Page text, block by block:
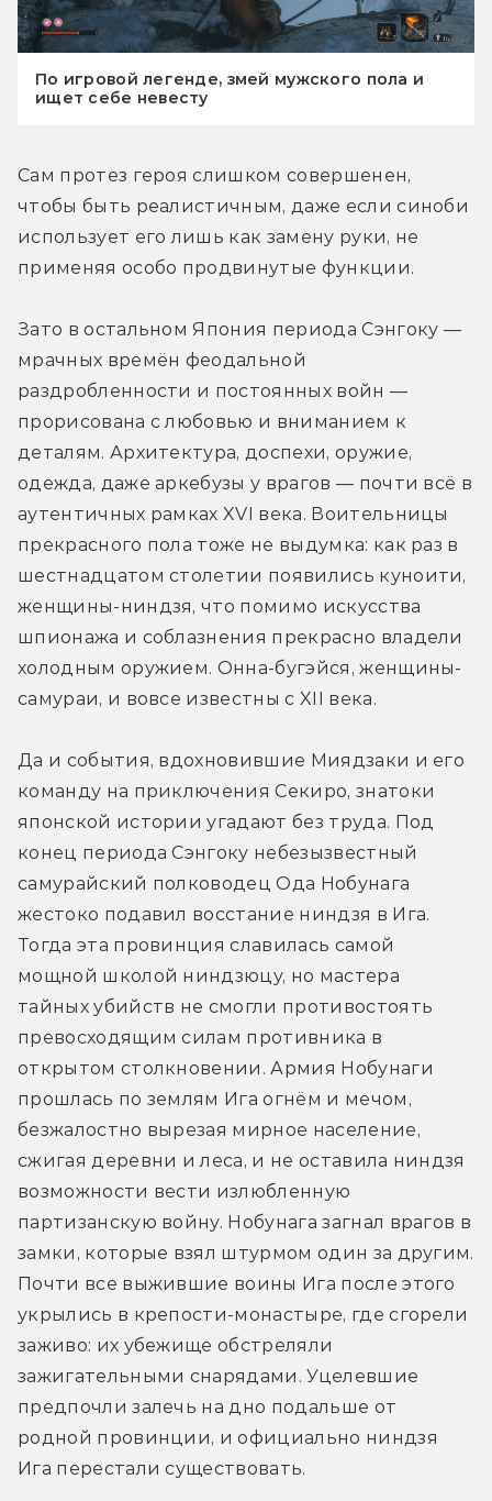
По игровой легенде, змей мужского пола и
ищет себе невесту
Сам протез героя слишком совершенен,
чтобы быть реалистичным, даже если синоби
использует его лишь как замену руки, не
применяя особо продвинутые функции.
Зато в остальном Япония периода Сэнгоку —
мрачных времён феодальной
раздробленности и постоянных войн —
прорисована с любовью и вниманием к
деталям. Архитектура, доспехи, оружие,
одежда, даже аркебузы у врагов — почти всё в
аутентичных рамках XVI века. Воительницы
прекрасного пола тоже не выдумка: как раз в
шестнадцатом столетии появились куноити,
женщины-ниндзя, что помимо искусства
шпионажа и соблазнения прекрасно владели
холодным оружием. Онна-бугэйся, женщины-
самураи, и вовсе известны с XII века.
Да и события, вдохновившие Миядзаки и его
команду на приключения Секиро, знатоки
японской истории угадают без труда. Под
конец периода Сэнгоку небезызвестный
самурайский полководец Ода Нобунага
жестоко подавил восстание ниндзя в Ига.
Тогда эта провинция славилась самой
мощной школой ниндзюцу, но мастера
тайных убийств не смогли противостоять
превосходящим силам противника в
открытом столкновении. Армия Нобунаги
прошлась по землям Ига огнём и мечом,
безжалостно вырезая мирное население,
сжигая деревни и леса, и не оставила ниндзя
возможности вести излюбленную
партизанскую войну. Нобунага загнал врагов в
замки, которые взял штурмом один за другим.
Почти все выжившие воины Ига после этого
укрылись в крепости-монастыре, где сгорели
заживо: их убежище обстреляли
зажигательными снарядами. Уцелевшие
предпочли залечь на дно подальше от
родной провинции, и официально ниндзя
Ига перестали существовать.